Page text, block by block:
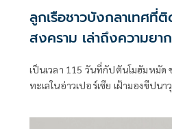
ลูกเรือชาวบังกลาเทศที่
สงคราม เล่าถึงความยา
เปอร์เซีย
เป็นเวลา 115 วันที่กัปตันโมฮัมหมัด
ทะเลในอ่าวเปอร์เซีย เฝ้ามองขีปน